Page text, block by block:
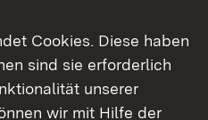
den passenden
gibt's eine Schritt-für-
Traum-Studium.
Cookies. Diese haben
sind sie erforderlich
unserer
wir mit Hilfe der